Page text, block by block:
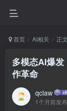
首页 AI相关 正文
多模态AI爆
作革命
qclaw
1个月前发布